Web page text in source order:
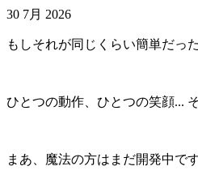
30 7月 2026
もしそれが同じくらい簡単だっ
ひとつの動作、ひとつの笑顔...
まあ、魔法の方はまだ開発中で